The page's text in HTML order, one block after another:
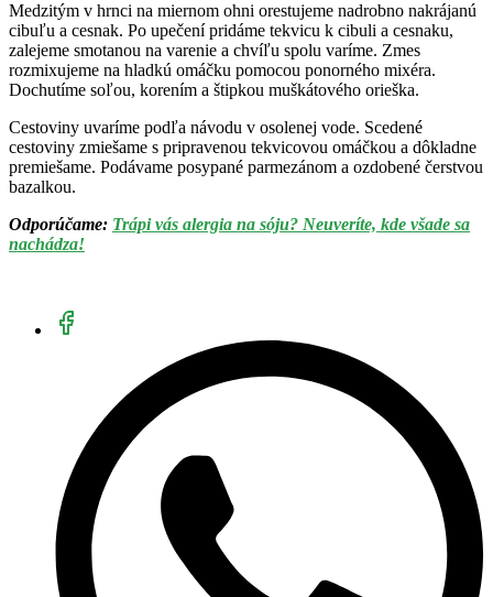
Medzitým v hrnci na miernom ohni orestujeme nadrobno nakrájanú
cibuľu a cesnak. Po upečení pridáme tekvicu k cibuli a cesnaku,
zalejeme smotanou na varenie a chvíľu spolu varíme. Zmes
rozmixujeme na hladkú omáčku pomocou ponorného mixéra.
Dochutíme soľou, korením a štipkou muškátového orieška.
Cestoviny uvaríme podľa návodu v osolenej vode. Scedené
cestoviny zmiešame s pripravenou tekvicovou omáčkou a dôkladne
premiešame. Podávame posypané parmezánom a ozdobené čerstvou
bazalkou.
Odporúčame: Trápi vás alergia na sóju? Neuveríte, kde všade sa
nachádza!